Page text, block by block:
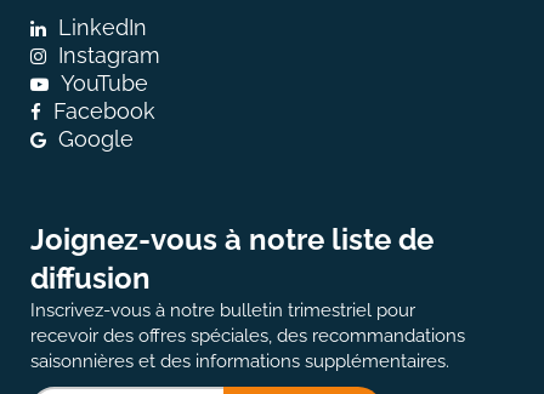
LinkedIn
Instagram
YouTube
Facebook
Google
Joignez-vous à notre liste de
diffusion
Inscrivez-vous à notre bulletin trimestriel pour
recevoir des offres spéciales, des recommandations
saisonnières et des informations supplémentaires.